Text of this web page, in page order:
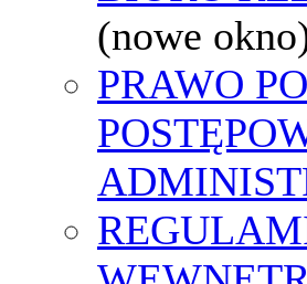
(nowe
PRAWO